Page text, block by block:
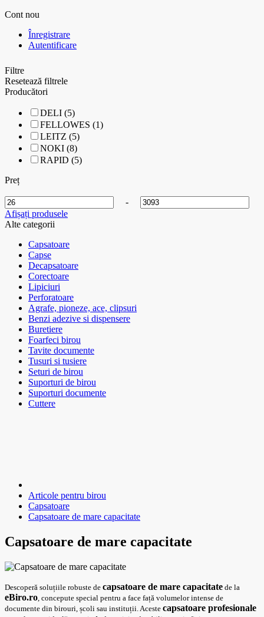
Cont nou
Înregistrare
Autentificare
Filtre
Resetează filtrele
Producători
DELI (5)
FELLOWES (1)
LEITZ (5)
NOKI (8)
RAPID (5)
Preț
-
Afișați produsele
Alte categorii
Capsatoare
Capse
Decapsatoare
Corectoare
Lipiciuri
Perforatoare
Agrafe, pioneze, ace, clipsuri
Benzi adezive si dispensere
Buretiere
Foarfeci birou
Tavite documente
Tusuri si tusiere
Seturi de birou
Suporturi de birou
Suporturi documente
Cuttere
Articole pentru birou
Capsatoare
Capsatoare de mare capacitate
Capsatoare de mare capacitate
Descoperă soluțiile robuste de capsatoare de mare capacitate de la
eBiro.ro , concepute special pentru a face față volumelor intense de
documente din birouri, școli sau instituții. Aceste capsatoare profesionale